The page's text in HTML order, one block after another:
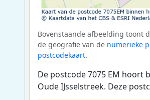
Bovenstaande afbeelding toont
de geografie van de numerieke
postcodekaart.
De postcode 7075 EM hoort
Oude IJsselstreek. Deze